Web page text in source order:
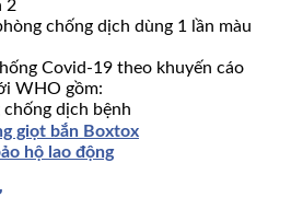
Covid-19 theo khuyến cáo
WHO gồm:
giọt bắn Boxtox
hộ lao động